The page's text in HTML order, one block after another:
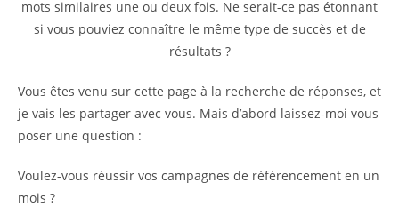
mots similaires une ou deux fois. Ne serait-ce pas étonnant
si vous pouviez connaître le même type de succès et de
résultats ?
Vous êtes venu sur cette page à la recherche de réponses, et
je vais les partager avec vous. Mais d’abord laissez-moi vous
poser une question :
Voulez-vous réussir vos campagnes de référencement en un
mois ?